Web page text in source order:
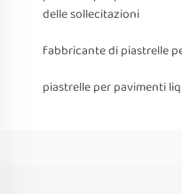
delle sollecitazioni
fabbricante di piastrelle
piastrelle per pavimenti